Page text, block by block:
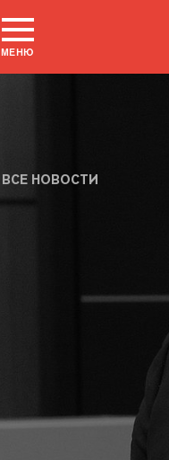
МЕНЮ
ВСЕ НОВОСТИ